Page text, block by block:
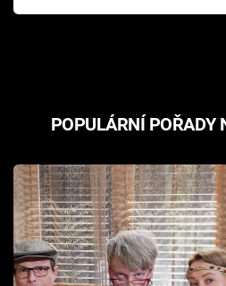
Pottera přišla s ráznou
POPULÁRNÍ POŘADY